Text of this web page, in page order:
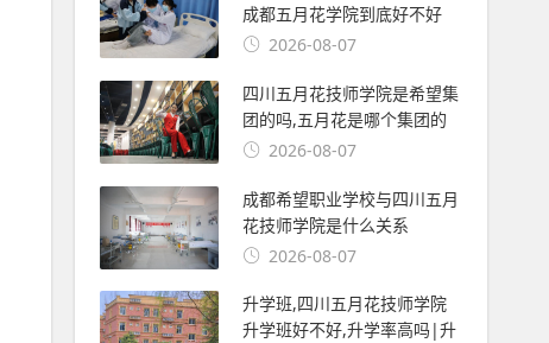
成都五月花学院到底好不好
2026-08-07
四川五月花技师学院是希望集
团的吗,五月花是哪个集团的
2026-08-07
成都希望职业学校与四川五月
花技师学院是什么关系
2026-08-07
升学班,四川五月花技师学院
升学班好不好,升学率高吗|升